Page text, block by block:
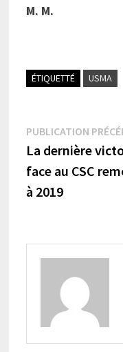
M. M.
ÉTIQUETTÉ USMA
Navigation
de
l’article
PUBLICATION
La dernière
face au CSC
à 2019